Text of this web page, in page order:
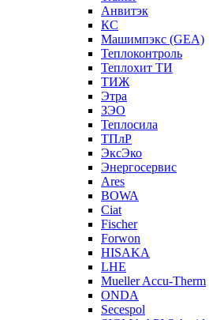
Анвитэк
КС
Машимпэкс (GEA)
Теплоконтроль
Теплохит ТИ
ТИЖ
Этра
ЗЭО
Теплосила
ТПлР
ЭксЭко
Энергосервис
Ares
BOWA
Ciat
Fischer
Forwon
HISAKA
LHE
Mueller Accu-Therm
ONDA
Secespol